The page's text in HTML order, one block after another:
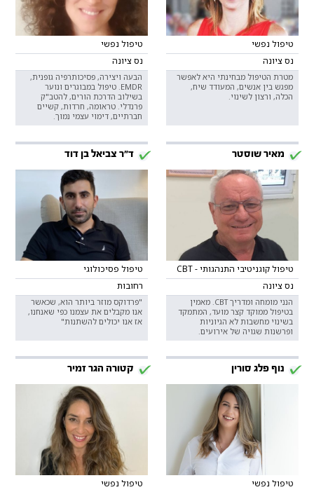
טיפול נפשי
נס ציונה
מטרת הטיפול מבחינתי היא לאפשר
מפגש בין אנשים, המעודד שיח,
הכלה, ורצון לשינוי.
טיפול נפשי
נס ציונה
הבעה ויצירה, פסיכותרפיה גופנית,
EMDR. טיפול במבוגרים ונוער
בשילוב הדרכת הורים, להטב"ק
פרנדלי. טראומה, חרדות, קשיים
חברתיים, דימוי עצמי נמוך.
מאיר שוסטר
טיפול קוגניטיבי התנהגותי - CBT
נס ציונה
הנני מומחה ומדריך CBT. מאמין
בטיפול ממוקד קצר מועד, המתמקד
בשינוי מחשבות לא הגיוניות
ופרשנות שגויה של אירועים.
ד"ר צביאל בן דוד
טיפול פסיכולוגי
רחובות
"פרדוקס מוזר ביותר הוא, שכאשר
אנו מקבלים את עצמנו כפי שאנחנו,
אז אנו יכולים להשתנות"
נוף פלג סורין
טיפול נפשי
קטורה הגר זמיר
טיפול נפשי